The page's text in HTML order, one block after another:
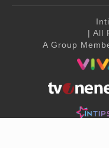
| All
A Group